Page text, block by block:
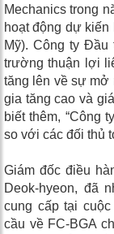
Mechanics trong
hoạt động dự kiến
Mỹ). Công ty Đầu
trường thuận lợi
tăng lên về sự mở
gia tăng cao và
biết thêm, “Công
so với các đối thủ
Giám đốc điều
Deok-hyeon, đã
cung cấp tại
cầu về FC-BGA